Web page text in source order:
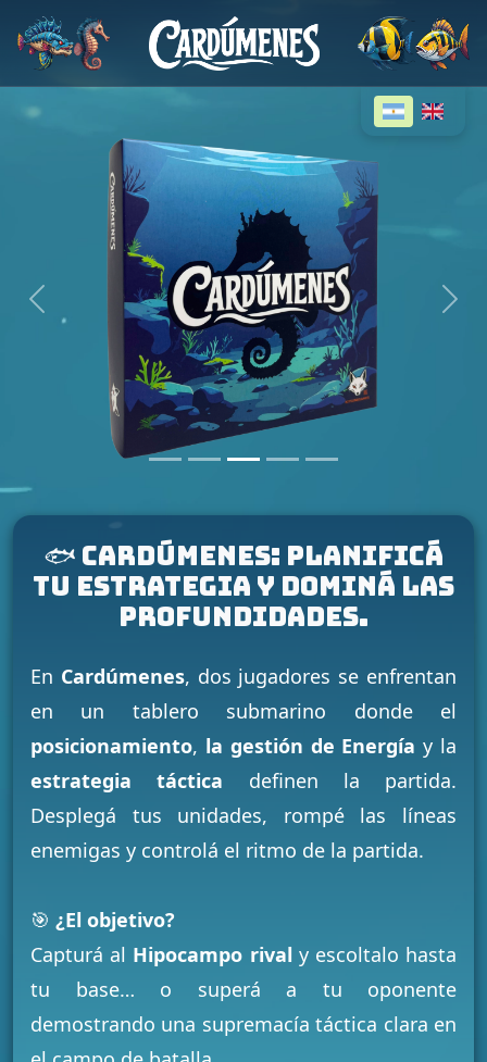
Previous Next
🐟 Cardúmenes: Planificá
tu estrategia y Dominá las
profundidades.
En Cardúmenes, dos jugadores se enfrentan
en un tablero submarino donde el
posicionamiento, la gestión de Energía y la
estrategia táctica definen la partida.
Desplegá tus unidades, rompé las líneas
enemigas y controlá el ritmo de la partida.
🎯 ¿El objetivo?
Capturá al Hipocampo rival y escoltalo hasta
tu base… o superá a tu oponente
demostrando una supremacía táctica clara en